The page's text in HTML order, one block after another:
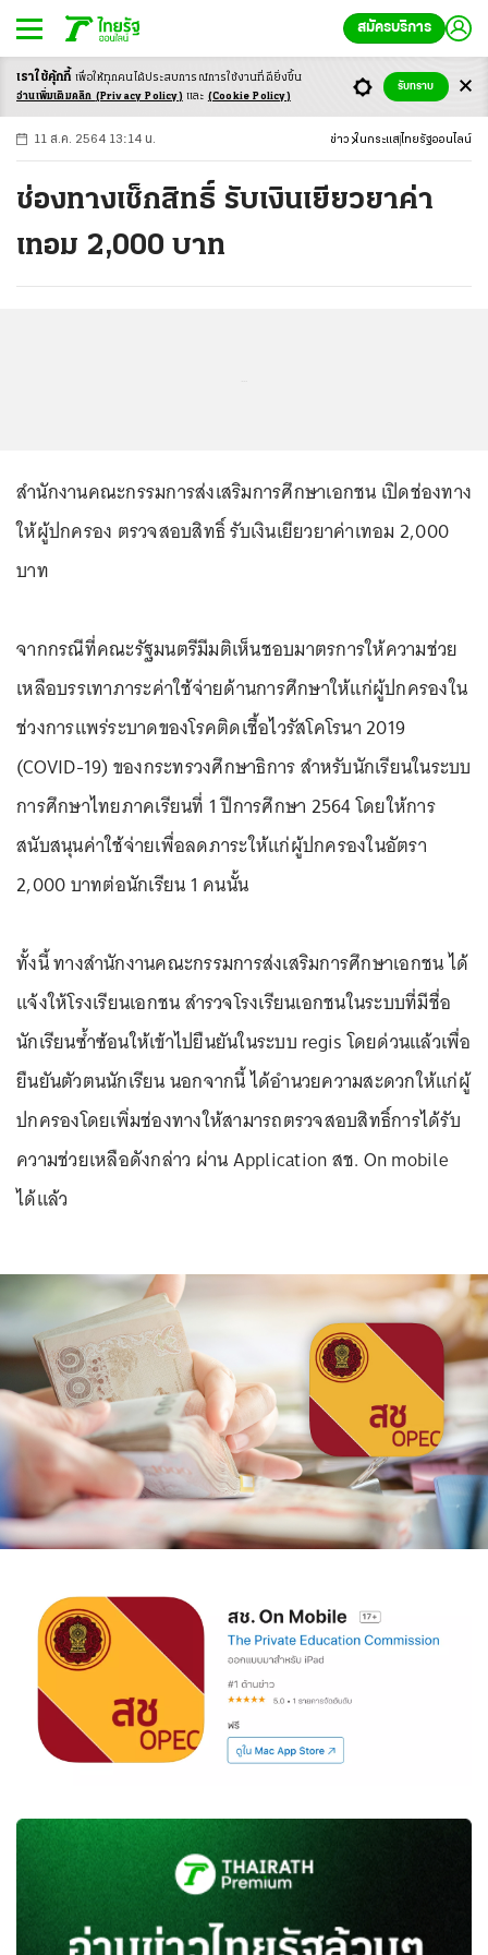
สมัครบริการ
-ก ก ก+
11 ส.ค. 2564 13:14 น. ข่าว ในกระแส ไทยรัฐออนไลน์
ช่องทางเช็กสิทธิ์ รับเงินเยียวยาค่า
เทอม 2,000 บาท
สำนักงานคณะกรรมการส่งเสริมการศึกษาเอกชน เปิดช่องทาง
ให้ผู้ปกครอง ตรวจสอบสิทธิ์ รับเงินเยียวยาค่าเทอม 2,000
บาท
จากกรณีที่คณะรัฐมนตรีมีมติเห็นชอบมาตรการให้ความช่วย
เหลือบรรเทาภาระค่าใช้จ่ายด้านการศึกษาให้แก่ผู้ปกครองใน
ช่วงการแพร่ระบาดของโรคติดเชื้อไวรัสโคโรนา 2019
(COVID-19) ของกระทรวงศึกษาธิการ สำหรับนักเรียนในระบบ
การศึกษาไทยภาคเรียนที่ 1 ปีการศึกษา 2564 โดยให้การ
สนับสนุนค่าใช้จ่ายเพื่อลดภาระให้แก่ผู้ปกครองในอัตรา
2,000 บาทต่อนักเรียน 1 คนนั้น
ทั้งนี้ ทางสำนักงานคณะกรรมการส่งเสริมการศึกษาเอกชน ได้
แจ้งให้โรงเรียนเอกชน สำรวจโรงเรียนเอกชนในระบบที่มีชื่อ
นักเรียนซ้ำซ้อนให้เข้าไปยืนยันในระบบ regis โดยด่วนแล้วเพื่อ
ยืนยันตัวตนนักเรียน นอกจากนี้ ได้อำนวยความสะดวกให้แก่ผู้
ปกครองโดยเพิ่มช่องทางให้สามารถตรวจสอบสิทธิ์การได้รับ
ความช่วยเหลือดังกล่าว ผ่าน Application สช. On mobile
ได้แล้ว
เราใช้คุ้กกี้ เพื่อให้ทุกคนได้ประสบการณ์การใช้งานที่ดียิ่งขึ้น
อ่านเพิ่มเติมคลิก (Privacy Policy) และ (Cookie Policy)
รับทราบ